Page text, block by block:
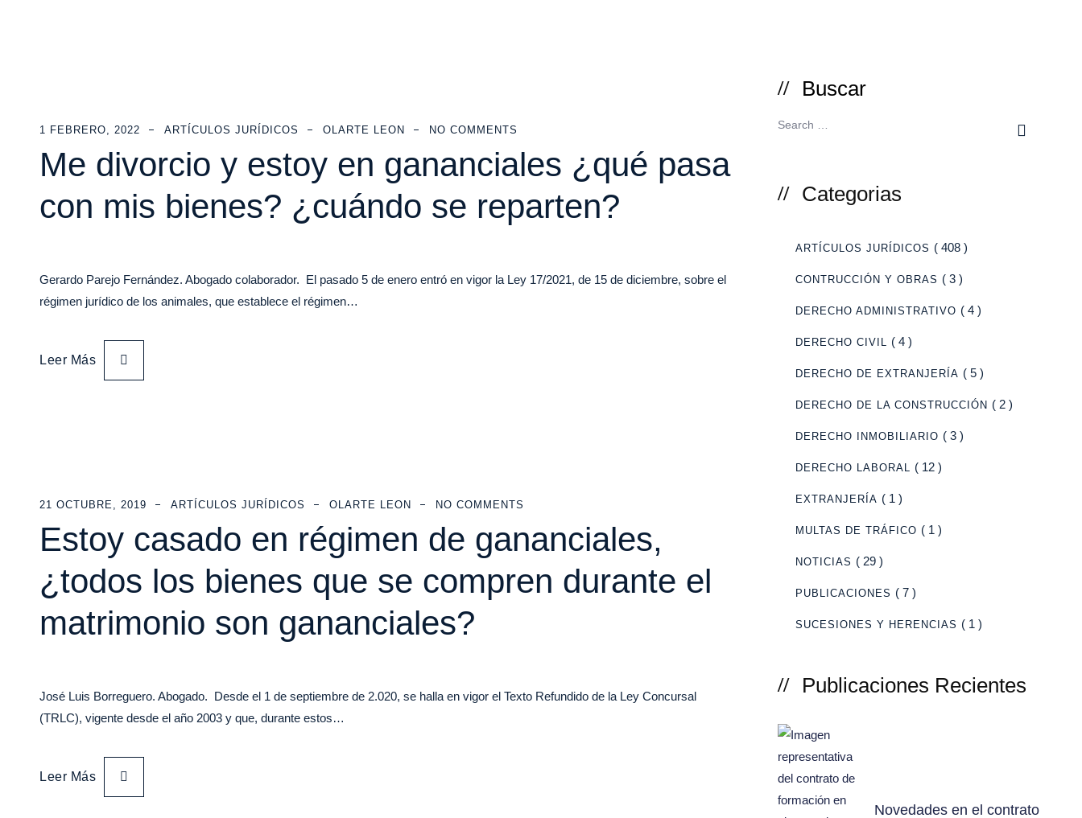
1 FEBRERO, 2022 ARTÍCULOS JURÍDICOS OLARTE LEON NO COMMENTS
Me divorcio y estoy en gananciales ¿qué pasa
con mis bienes? ¿cuándo se reparten?
Gerardo Parejo Fernández. Abogado colaborador. El pasado 5 de enero entró en vigor la Ley 17/2021, de 15 de diciembre, sobre el
régimen jurídico de los animales, que establece el régimen…
Leer Más
21 OCTUBRE, 2019 ARTÍCULOS JURÍDICOS OLARTE LEON NO COMMENTS
Estoy casado en régimen de gananciales,
¿todos los bienes que se compren durante el
matrimonio son gananciales?
José Luis Borreguero. Abogado. Desde el 1 de septiembre de 2.020, se halla en vigor el Texto Refundido de la Ley Concursal
(TRLC), vigente desde el año 2003 y que, durante estos…
Leer Más
Buscar
Categorias
ARTÍCULOS JURÍDICOS ( 408 )
CONTRUCCIÓN Y OBRAS ( 3 )
DERECHO ADMINISTRATIVO ( 4 )
DERECHO CIVIL ( 4 )
DERECHO DE EXTRANJERÍA ( 5 )
DERECHO DE LA CONSTRUCCIÓN ( 2 )
DERECHO INMOBILIARIO ( 3 )
DERECHO LABORAL ( 12 )
EXTRANJERÍA ( 1 )
MULTAS DE TRÁFICO ( 1 )
NOTICIAS ( 29 )
PUBLICACIONES ( 7 )
SUCESIONES Y HERENCIAS ( 1 )
Publicaciones Recientes
Novedades en el contrato